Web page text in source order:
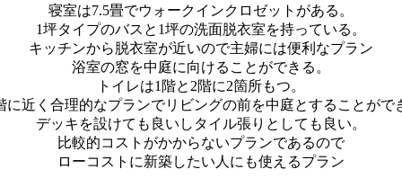
寝室は7.5畳でウォークインクロゼットがある。
1坪タイプのバスと1坪の洗面脱衣室を持っている。
キッチンから脱衣室が近いので主婦には便利なプラン
浴室の窓を中庭に向けることができる。
トイレは1階と2階に2箇所もつ。
に近く合理的なプランでリビングの前を中庭とすることがで
デッキを設けても良いしタイル張りとしても良い。
比較的コストがかからないプランであるので
ローコストに新築したい人にも使えるプラン